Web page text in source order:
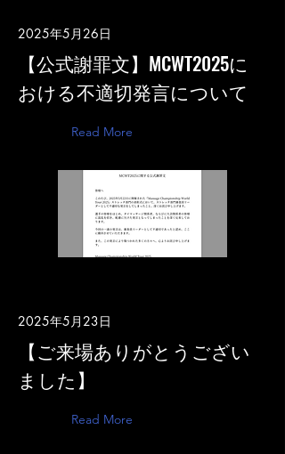
2025年5月26日
【公式謝罪文】MCWT2025に
おける不適切発言について
Read More
2025年5月23日
【ご来場ありがとうござい
ました】
Read More